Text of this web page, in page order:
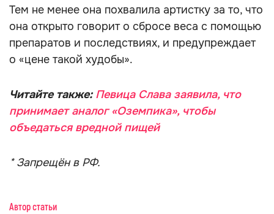
Тем не менее она похвалила артистку за то, что
она открыто говорит о сбросе веса с помощью
препаратов и последствиях, и предупреждает
о «цене такой худобы».
Читайте также: Певица Слава заявила, что
принимает аналог «Оземпика», чтобы
объедаться вредной пищей
* Запрещён в РФ.
Автор статьи